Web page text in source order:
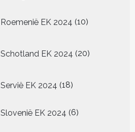
Roemenië EK 2024 1010
Schotland EK 2024 20
producten
Servië EK 2024 1818
Slovenië EK 2024 66